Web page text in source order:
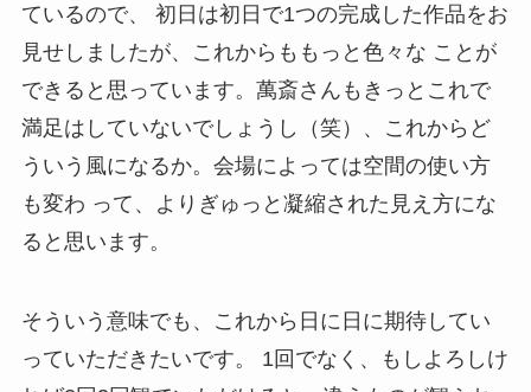
ているので、 初日は初日で1つの完成した作品をお
見せしましたが、これからももっと色々な ことが
できると思っています。萬斎さんもきっとこれで
満足はしていないでしょうし（笑）、これからど
ういう風になるか。会場によっては空間の使い方
も変わ って、よりぎゅっと凝縮された見え方にな
ると思います。
そういう意味でも、これから日に日に期待してい
っていただきたいです。 1回でなく、もしよろしけ